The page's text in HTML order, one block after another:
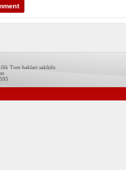
Tum haklari saklidir.